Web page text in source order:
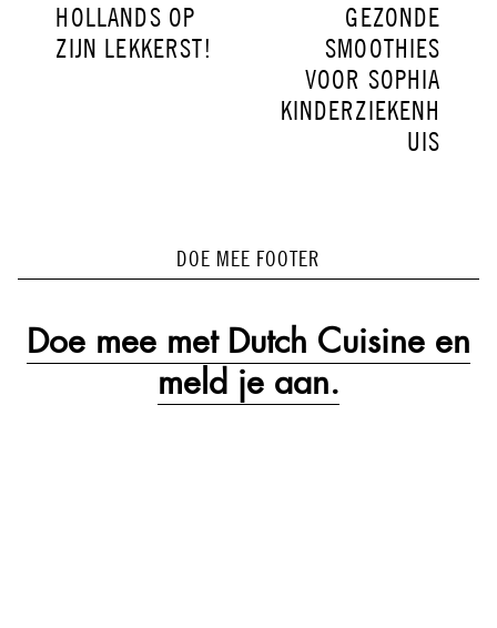
VORIG
BERICHT:
HOLLANDS OP
ZIJN LEKKERST!
BERICHT:
GEZONDE
SMOOTHIES
VOOR SOPHIA
KINDERZIEKENH
UIS
DOE MEE FOOTER
Doe mee met Dutch Cuisine en
meld je aan.